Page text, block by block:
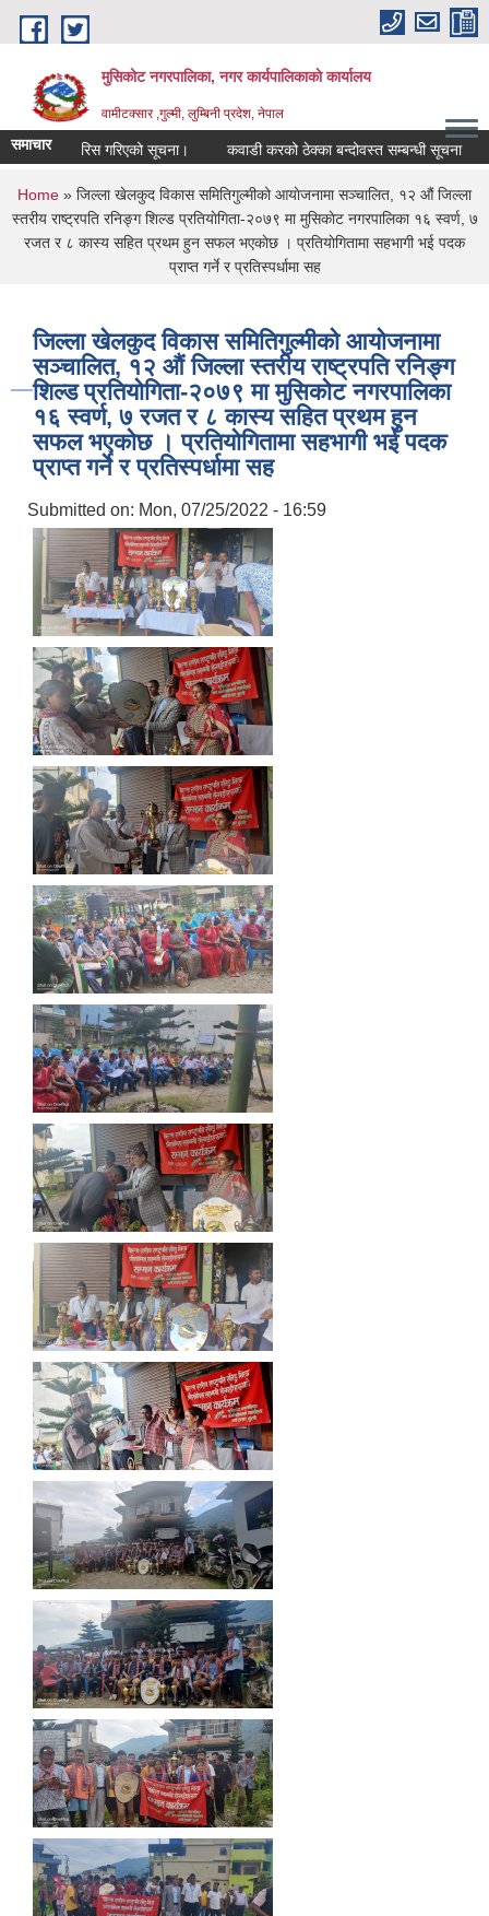
Skip to main content
मुसिकोट नगरपालिका, नगर कार्यपालिकाकाे कार्यालय
वामीटक्सार ,गुल्मी, लुम्बिनी प्रदेश, नेपाल
समाचार गरिएको सूचना। कवाडी करको ठेक्का बन्दोवस्त सम्बन्धी सूचना
You are here
Home » जिल्ला खेलकुद विकास समितिगुल्मीको आयाेजनामा सञ्चालित, १२ औं जिल्ला
स्तरीय राष्ट्रपति रनिङ्ग शिल्ड प्रतियाेगिता-२०७९ मा मुसिकाेट नगरपालिका १६ स्वर्ण, ७
रजत र ८ कास्य सहित प्रथम हुन सफल भएकाेछ । प्रतियाेगितामा सहभागी भई पदक
प्राप्त गर्ने र प्रतिस्पर्धामा सह
जिल्ला खेलकुद विकास समितिगुल्मीको आयाेजनामा
सञ्चालित, १२ औं जिल्ला स्तरीय राष्ट्रपति रनिङ्ग
शिल्ड प्रतियाेगिता-२०७९ मा मुसिकाेट नगरपालिका
१६ स्वर्ण, ७ रजत र ८ कास्य सहित प्रथम हुन
सफल भएकाेछ । प्रतियाेगितामा सहभागी भई पदक
प्राप्त गर्ने र प्रतिस्पर्धामा सह
Submitted on: Mon, 07/25/2022 - 16:59